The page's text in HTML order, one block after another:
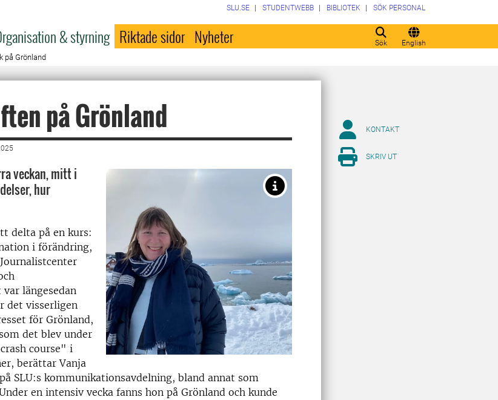
Sök English
SLU.SE STUDENTWEBB BIBLIOTEK SÖK PERSONAL
& styrning Riktade sidor Nyheter
på Grönland
på Grönland
veckan, mitt i
hur
delta på en kurs:
i förändring,
längesedan
det visserligen
för Grönland,
det blev under
course" i
berättar Vanja
SLU:s kommunikationsavdelning, bland annat som
en intensiv vecka fanns hon på Grönland och kunde
KONTAKT
SKRIV UT